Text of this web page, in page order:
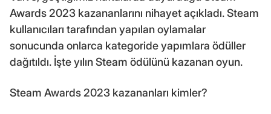
Awards 2023 kazananlarını nihayet açıkladı. Steam
kullanıcıları tarafından yapılan oylamalar
sonucunda onlarca kategoride yapımlara ödüller
dağıtıldı. İşte yılın Steam ödülünü kazanan oyun.
Steam Awards 2023 kazananları kimler?